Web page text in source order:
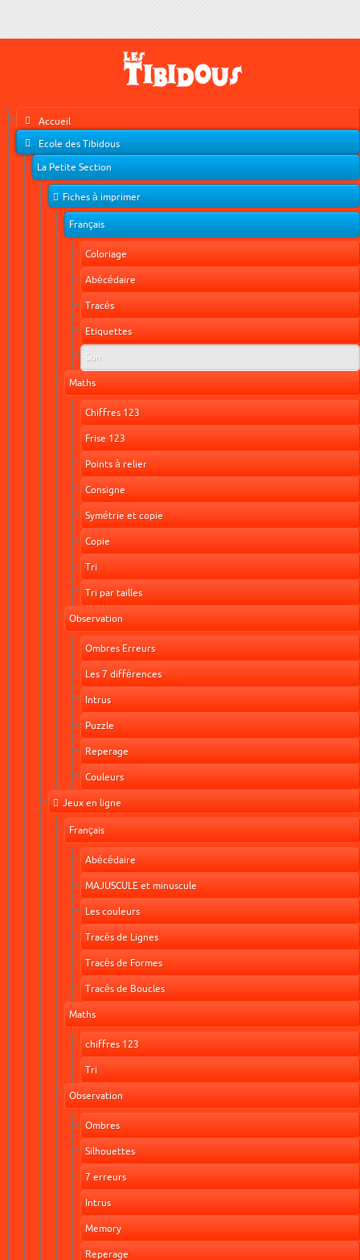
Accueil
Ecole des Tibidous
La Petite Section
Fiches à imprimer
Français
Coloriage
Abécédaire
Tracés
Etiquettes
Son
Maths
Chiffres 123
Frise 123
Points à relier
Consigne
Symétrie et copie
Copie
Tri
Tri par tailles
Observation
Ombres Erreurs
Les 7 différences
Intrus
Puzzle
Reperage
Couleurs
Jeux en ligne
Français
Abécédaire
MAJUSCULE et minuscule
Les couleurs
Tracès de Lignes
Tracès de Formes
Tracés de Boucles
Maths
chiffres 123
Tri
Observation
Ombres
Silhouettes
7 erreurs
Intrus
Memory
Reperage